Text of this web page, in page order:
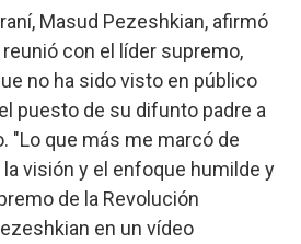
Masud Pezeshkian, afirmó
con el líder supremo,
no ha sido visto en público
puesto de su difunto padre a
"Lo que más me marcó de
visión y el enfoque humilde y
de la Revolución
en un vídeo